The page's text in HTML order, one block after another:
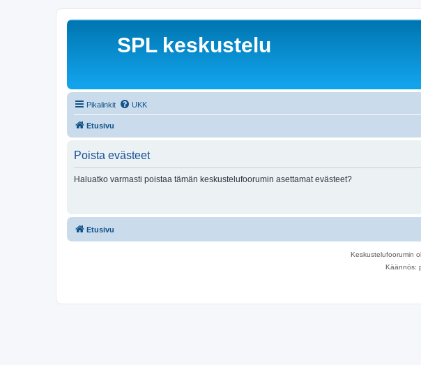
SPL keskustelu
Pikalinkit UKK
Etusivu
Poista evästeet
Haluatko varmasti poistaa tämän keskustelufoorumin asettamat evästeet?
Etusivu
Keskustelufoorumin
Käännös: